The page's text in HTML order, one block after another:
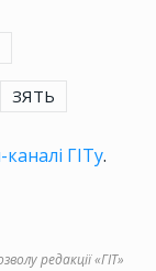
ЗЯТЬ
ГІТу.
редакції «ГІТ»